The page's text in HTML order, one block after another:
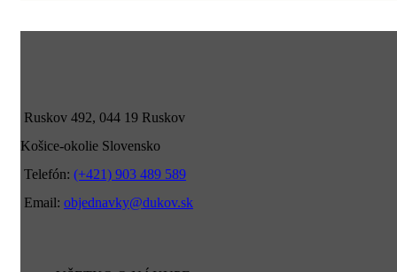
Ruskov 492, 044 19 Ruskov
Košice-okolie Slovensko
Telefón: (+421) 903 489 589
Email: objednavky@dukov.sk